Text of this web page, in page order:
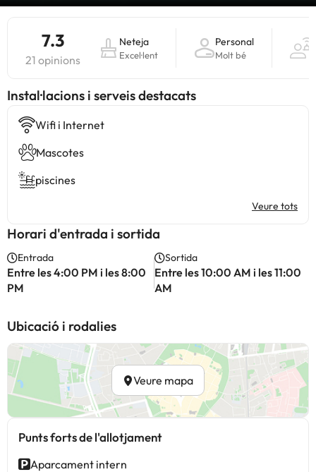
7.3
21 opinions
Neteja
Excel·lent
Personal
Molt bé
Instal·lacions i serveis destacats
Wifi i Internet
Mascotes
piscines
Veure tots
Horari d'entrada i sortida
Entrada
Entre les 4:00 PM i les 8:00
PM
Sortida
Entre les 10:00 AM i les 11:00
AM
Ubicació i rodalies
Veure mapa
Punts forts de l'allotjament
Aparcament intern